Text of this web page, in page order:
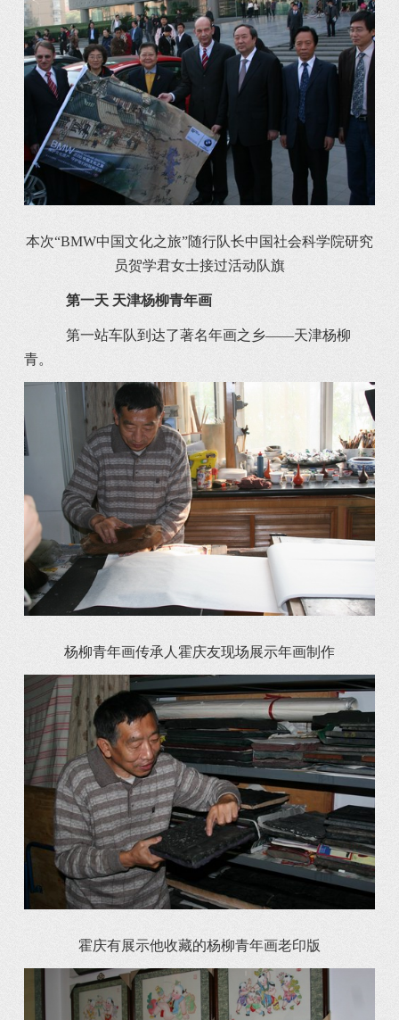
本次“BMW中国文化之旅”随行队长中国社会科学院研究
员贺学君女士接过活动队旗
第一天 天津杨柳青年画
第一站车队到达了著名年画之乡――天津杨柳
青。
杨柳青年画传承人霍庆友现场展示年画制作
霍庆有展示他收藏的杨柳青年画老印版